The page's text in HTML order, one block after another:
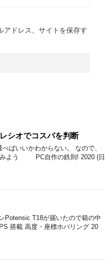
アドレス、サイトを保存す
シオでコスパを判断
ばいいかわからない。 なので、
みよう PC自作の鉄則! 2020 (日
Potensic T18が届いたので箱の中
搭載 高度・座標ホバリング 20